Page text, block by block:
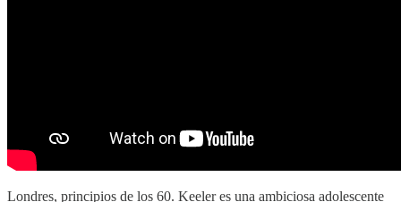
Londres, principios de los 60. Keeler es una ambiciosa adolescente